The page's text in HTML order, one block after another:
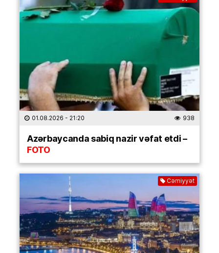
01.08.2026 - 21:20 938
Azərbaycanda sabiq nazir vəfat etdi –
FOTO
Cəmiyyət